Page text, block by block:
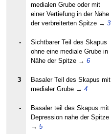
medialen Grube oder mit
einer Vertiefung in der Nähe
der verbreiterten Spitze → 3
-
Sichtbarer Teil des Skapus
ohne eine mediale Grube in
Nähe der Spitze → 6
3
Basaler Teil des Skapus mit
medialer Grube → 4
-
Basaler teil des Skapus mit
Depression nahe der Spitze
→ 5